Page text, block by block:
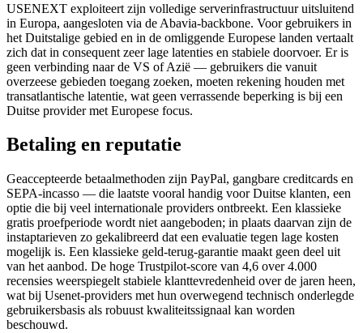
USENEXT exploiteert zijn volledige serverinfrastructuur uitsluitend
in Europa, aangesloten via de Abavia-backbone. Voor gebruikers in
het Duitstalige gebied en in de omliggende Europese landen vertaalt
zich dat in consequent zeer lage latenties en stabiele doorvoer. Er is
geen verbinding naar de VS of Azië — gebruikers die vanuit
overzeese gebieden toegang zoeken, moeten rekening houden met
transatlantische latentie, wat geen verrassende beperking is bij een
Duitse provider met Europese focus.
Betaling en reputatie
Geaccepteerde betaalmethoden zijn PayPal, gangbare creditcards en
SEPA-incasso — die laatste vooral handig voor Duitse klanten, een
optie die bij veel internationale providers ontbreekt. Een klassieke
gratis proefperiode wordt niet aangeboden; in plaats daarvan zijn de
instaptarieven zo gekalibreerd dat een evaluatie tegen lage kosten
mogelijk is. Een klassieke geld-terug-garantie maakt geen deel uit
van het aanbod. De hoge Trustpilot-score van 4,6 over 4.000
recensies weerspiegelt stabiele klanttevredenheid over de jaren heen,
wat bij Usenet-providers met hun overwegend technisch onderlegde
gebruikersbasis als robuust kwaliteitssignaal kan worden
beschouwd.